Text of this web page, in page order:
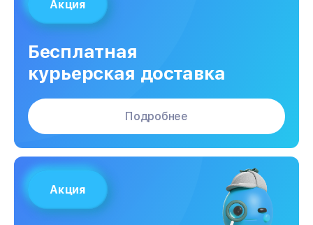
Акция
Бесплатная
курьерская доставка
Подробнее
Акция